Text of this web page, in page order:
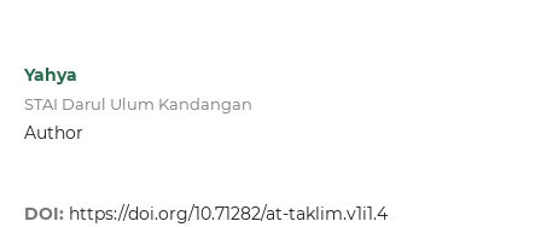
Yahya
STAI Darul Ulum Kandangan
Author
DOI: https://doi.org/10.71282/at-taklim.v1i1.4